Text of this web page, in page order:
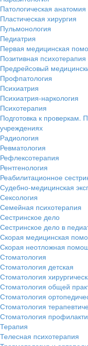
Патологическая анатомия
Пластическая хирургия
Пульмонология
Педиатрия
Первая медицинская
Позитивная психотерапия
Предрейсовый
Профпатология
Психиатрия
Психиатрия-наркология
Психотерапия
Подготовка к проверкам.
учреждениях
Радиология
Ревматология
Рефлексотерапия
Рентгенология
Реабилитационное
Судебно-медицинская
Сексология
Семейная психотерапия
Сестринское дело
Сестринское дело в
Скорая медицинская
Скорая неотложная
Стоматология
Стоматология детская
Стоматология
Стоматология общей
Стоматология
Стоматология
Стоматология
Терапия
Телесная психотерапия